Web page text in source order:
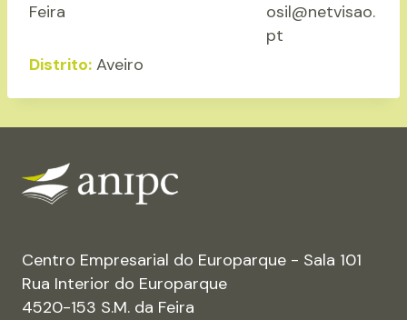
Feira
Distrito: Aveiro
osil@netvisao.
pt
Centro Empresarial do Europarque - Sala 101
Rua Interior do Europarque
4520-153 S.M. da Feira